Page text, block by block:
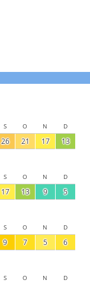
S O N D
26 21 17 13
S O N D
17 13 9 5
S O N D
9 7 5 6
S O N D